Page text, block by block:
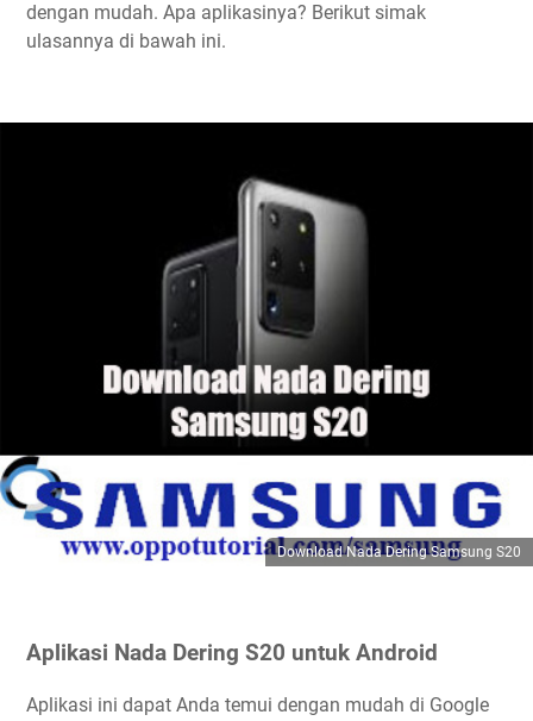
dengan mudah. Apa aplikasinya? Berikut simak
ulasannya di bawah ini.
Download Nada Dering Samsung S20
Aplikasi Nada Dering S20 untuk Android
Aplikasi ini dapat Anda temui dengan mudah di Google